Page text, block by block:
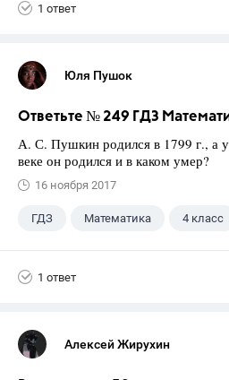
1 ответ
Юля Пушок
Ответьте № 249 ГДЗ
А. С. Пушкин родился в 1799 г., а
веке он родился и в каком умер?
16 ноября 2017
ГДЗ Математика 4 класс
1 ответ
Алексей Жирухин